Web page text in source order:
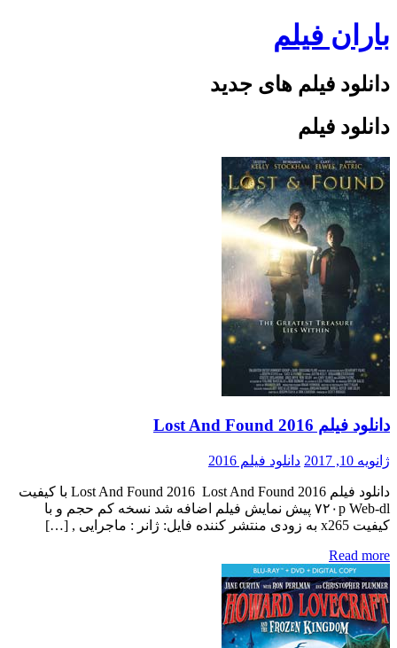
Skip
to
content
باران فیلم
دانلود فیلم های جدید
دانلود فیلم
دانلود فیلم Lost And Found 2016
ژانویه 10, 2017 دانلود فیلم 2016
دانلود فیلم Lost And Found 2016 Lost And Found 2016 با کیفیت
۷۲۰p Web-dl پیش نمایش فیلم اضافه شد نسخه کم حجم و با
کیفیت x265 به زودی منتشر کننده فایل: ژانر : ماجرایی , […]
Read more